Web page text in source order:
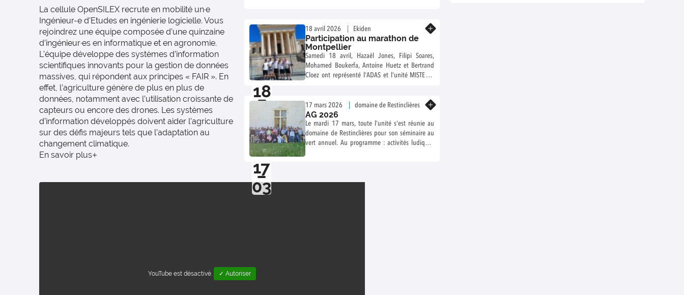
La cellule OpenSILEX recrute en mobilité un·e
Ingénieur-e d'Etudes en ingénierie logicielle. Vous
rejoindrez une équipe composée d’une quinzaine
d’ingénieur·es en informatique et en agronomie.
L'équipe développe des systèmes d’information
scientifiques innovants pour la gestion de données
massives, qui répondent aux principes « FAIR ». En
effet, l’agriculture génère de plus en plus de
données, notamment avec l’utilisation croissante de
capteurs ou encore des drones. Les systèmes
d’information développés doivent aider l’agriculture
sur des défis majeurs tels que l’adaptation au
changement climatique.
En savoir plus
18
18 avril 2026 Ekiden
Participation au marathon de
Montpellier
Samedi 18 avril, Hazaël Jones, Filipi Soares,
Mohamed Boukerfa, Antoine Huetz et Bertrand
Cloez ont représenté l'ADAS et l'unité MISTEA à
eux!
17
03
17 mars 2026 domaine de Restinclières
AG 2026
Le mardi 17 mars, toute l'unité s'est réunie au
domaine de Restinclières pour son séminaire au
vert annuel. Au programme : activités ludiques
YouTube est désactivé. ✓ Autoriser